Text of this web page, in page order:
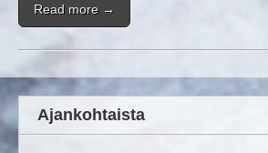
Read more →
Ajankohtaista